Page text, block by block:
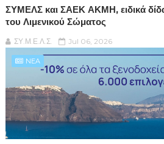
ΣΥΜΕΛΣ και ΣΑΕΚ ΑΚΜΗ, ειδικά
του Λιμενικού Σώματος
ΣΥ.Μ.Ε.Λ.Σ. Jul 06, 2026
NEA